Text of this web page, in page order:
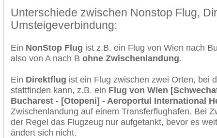
Unterschiede zwischen Nonstop Flug,
Umsteigeverbindung:
Ein NonStop Flug ist z.B. ein Flug von Wien nach
also von A nach B ohne Zwischenlandung.
Ein Direktflug ist ein Flug zwischen zwei Orten, bei
stattfinden kann, z.B. ein Flug von Wien
Bucharest - [Otopeni] - Aeroportul International
Zwischenlandung auf einem Transferflughafen. Bei
der Regel das Flugzeug nur aufgetankt, bevor es
ändert sich nicht.